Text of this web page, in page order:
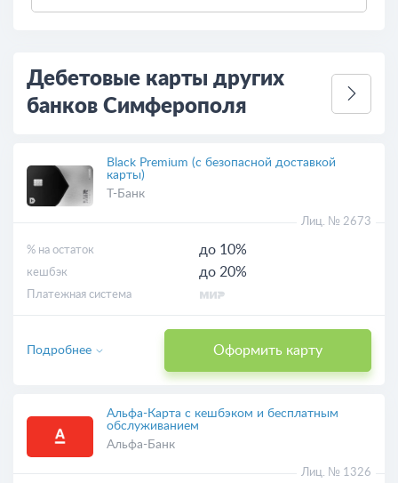
Дебетовые карты других
банков Симферополя
Black Premium (с безопасной доставкой
карты)
Т-Банк
Лиц. № 2673
% на остаток до 10%
кешбэк до 20%
Платежная система
Оформить карту
Подробнее
Альфа-Карта с кешбэком и бесплатным
обслуживанием
Альфа-Банк
Лиц. № 1326